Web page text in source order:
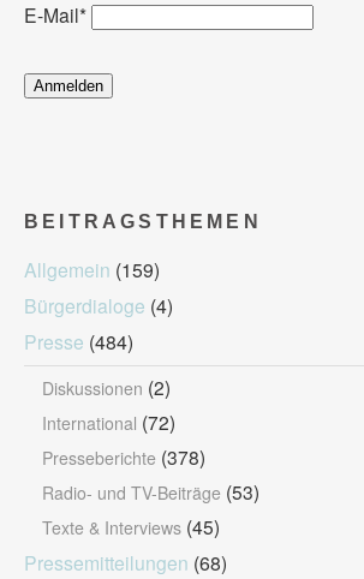
E-Mail*
BEITRAGSTHEMEN
Allgemein (159)
Bürgerdialoge (4)
Presse (484)
Diskussionen (2)
International (72)
Presseberichte (378)
Radio- und TV-Beiträge (53)
Texte & Interviews (45)
Pressemitteilungen (68)